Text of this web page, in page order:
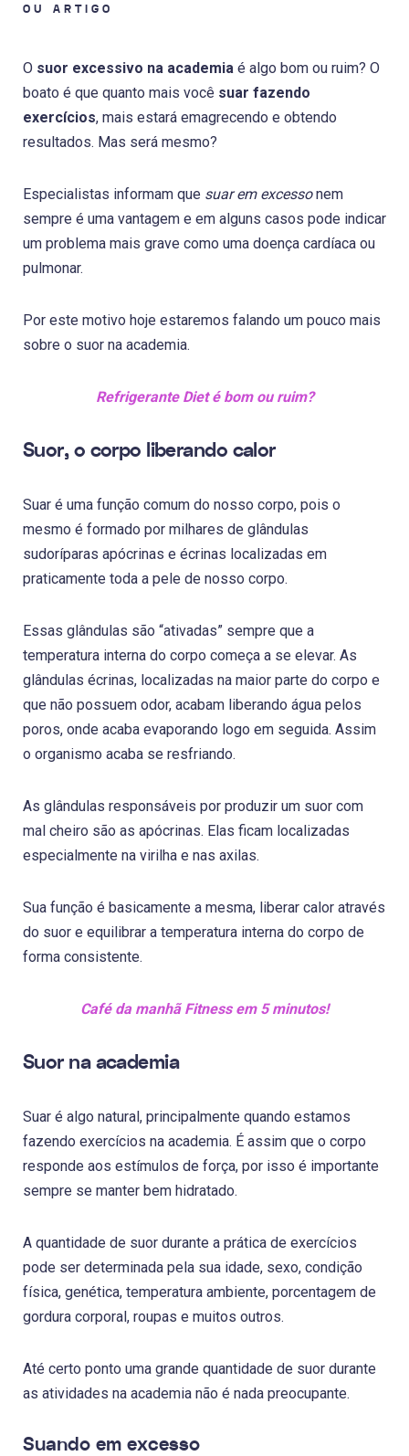
OU ARTIGO
O suor excessivo na academia é algo bom ou ruim? O
boato é que quanto mais você suar fazendo
exercícios, mais estará emagrecendo e obtendo
resultados. Mas será mesmo?
Especialistas informam que suar em excessonem
sempre é uma vantagem e em alguns casos pode indicar
um problema mais grave como uma doença cardíaca ou
pulmonar.
Por este motivo hoje estaremos falando um pouco mais
sobre o suor na academia.
Refrigerante Diet é bom ou ruim?
Suor, o corpo liberando calor
Suar é uma função comum do nosso corpo, pois o
mesmo é formado por milhares de glândulas
sudoríparas apócrinas e écrinas localizadas em
praticamente toda a pele de nosso corpo.
Essas glândulas são “ativadas” sempre que a
temperatura interna do corpo começa a se elevar. As
glândulas écrinas, localizadas na maior parte do corpo e
que não possuem odor, acabam liberando água pelos
poros, onde acaba evaporando logo em seguida. Assim
o organismo acaba se resfriando.
As glândulas responsáveis por produzir um suor com
mal cheiro são as apócrinas. Elas ficam localizadas
especialmente na virilha e nas axilas.
Sua função é basicamente a mesma, liberar calor através
do suor e equilibrar a temperatura interna do corpo de
forma consistente.
Café da manhã Fitness em 5 minutos!
Suor na academia
Suar é algo natural, principalmente quando estamos
fazendo exercícios na academia. É assim que o corpo
responde aos estímulos de força, por isso é importante
sempre se manter bem hidratado.
A quantidade de suor durante a prática de exercícios
pode ser determinada pela sua idade, sexo, condição
física, genética, temperatura ambiente, porcentagem de
gordura corporal, roupas e muitos outros.
Até certo ponto uma grande quantidade de suor durante
as atividades na academia não é nada preocupante.
Suando em excesso